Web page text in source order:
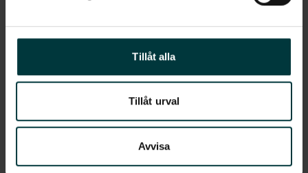
Tillåt alla
Tillåt urval
Avvisa
Tillgänglighetseffekten: så mycket växer
laddbehovet efter installation